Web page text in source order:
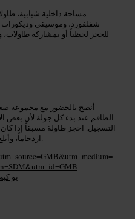
مساحة داخلية شبابية،
شفلفورد، وموسيقى وديكورات
للحجز لحظياً أو بمشاركة
أنصح بالحضور مع مجموعة
الطاقم عند بدء كل جولة لأن بعض
التسجيل. احجز طاولة مسبقاً إذا
ازدحاماً، وأبلغ عن أي متطلبات غذائية عند الوصول.
1 كريسبين بليس، لندن E1 6DW، يو كيه